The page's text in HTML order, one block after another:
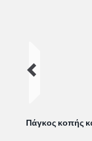
Πάγκος κοπής